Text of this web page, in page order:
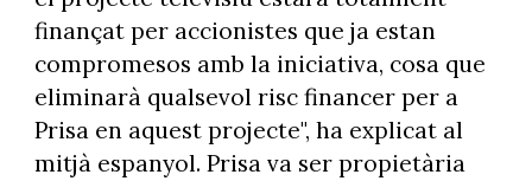
finançat per accionistes que ja estan
compromesos amb la iniciativa, cosa que
eliminarà qualsevol risc financer per a
Prisa en aquest projecte", ha explicat al
mitjà espanyol. Prisa va ser propietària